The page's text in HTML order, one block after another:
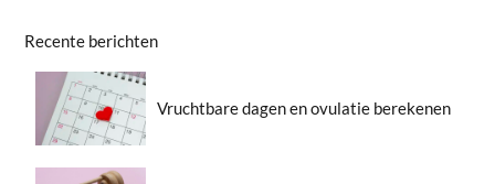
Recente berichten
Vruchtbare dagen en ovulatie berekenen